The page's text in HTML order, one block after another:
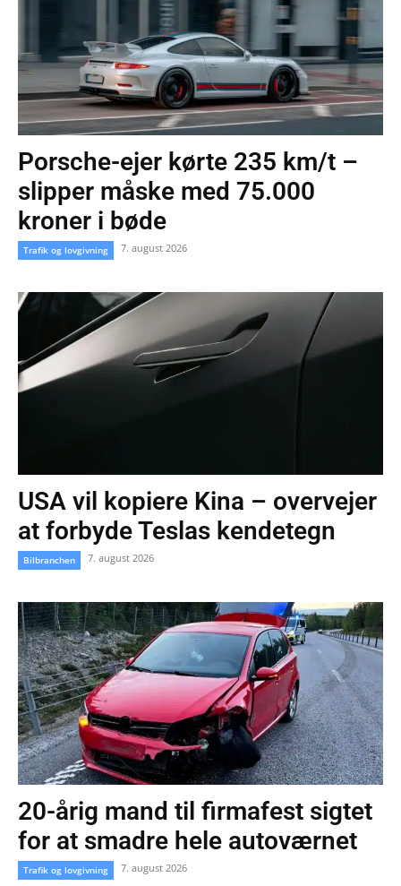
Porsche-ejer kørte 235 km/t –
slipper måske med 75.000
kroner i bøde
Trafik og lovgivning 7. august 2026
USA vil kopiere Kina – overvejer
at forbyde Teslas kendetegn
Bilbranchen 7. august 2026
20-årig mand til firmafest sigtet
for at smadre hele autoværnet
Trafik og lovgivning 7. august 2026